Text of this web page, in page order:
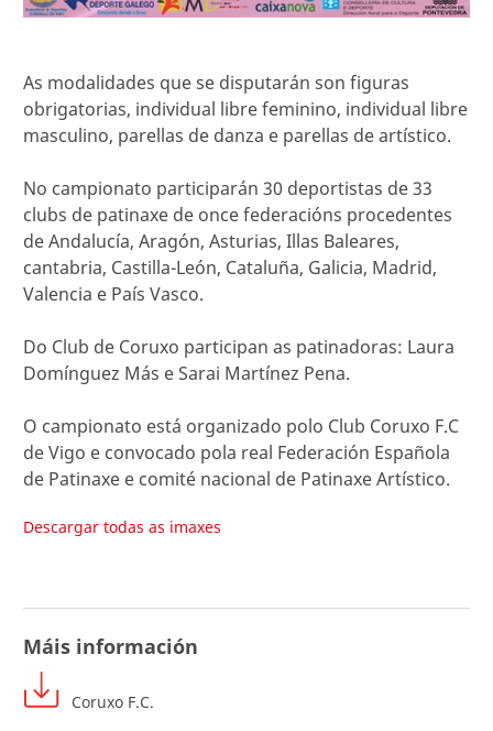
As modalidades que se disputarán son figuras
obrigatorias, individual libre feminino, individual libre
masculino, parellas de danza e parellas de artístico.
No campionato participarán 30 deportistas de 33
clubs de patinaxe de once federacións procedentes
de Andalucía, Aragón, Asturias, Illas Baleares,
cantabria, Castilla-León, Cataluña, Galicia, Madrid,
Valencia e País Vasco.
Do Club de Coruxo participan as patinadoras: Laura
Domínguez Más e Sarai Martínez Pena.
O campionato está organizado polo Club Coruxo F.C
de Vigo e convocado pola real Federación Española
de Patinaxe e comité nacional de Patinaxe Artístico.
Descargar todas as imaxes
Máis información
Coruxo F.C.